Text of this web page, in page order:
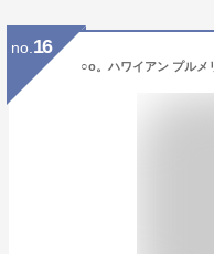
no. 16